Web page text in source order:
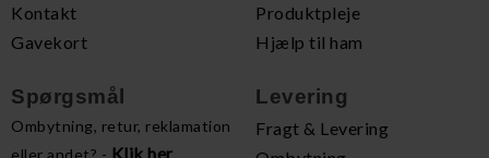
Kontakt
Gavekort
Produktpleje
Hjælp til ham
Spørgsmål
Ombytning, retur, reklamation
eller andet? - Klik her
Levering
Fragt & Levering